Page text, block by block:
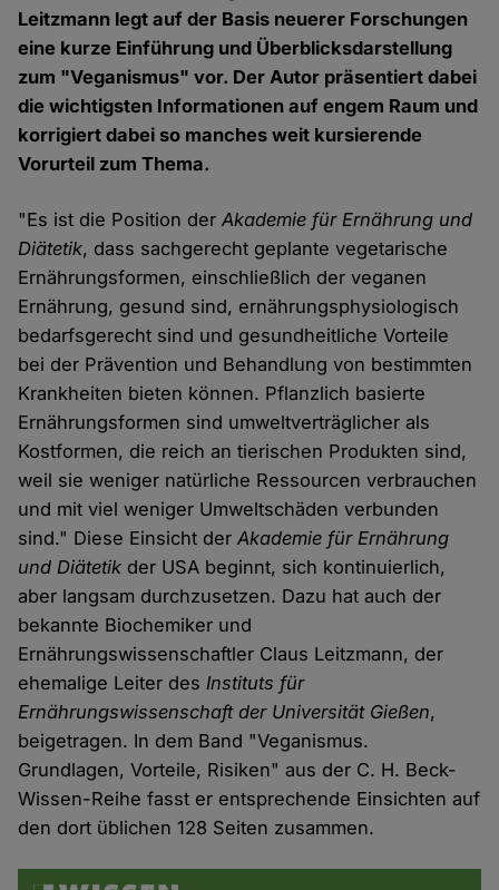
Leitzmann legt auf der Basis neuerer Forschungen
eine kurze Einführung und Überblicksdarstellung
zum "Veganismus" vor. Der Autor präsentiert dabei
die wichtigsten Informationen auf engem Raum und
korrigiert dabei so manches weit kursierende
Vorurteil zum Thema.
"Es ist die Position derAkademie für Ernährung und
Diätetik, dass sachgerecht geplante vegetarische
Ernährungsformen, einschließlich der veganen
Ernährung, gesund sind, ernährungsphysiologisch
bedarfsgerecht sind und gesundheitliche Vorteile
bei der Prävention und Behandlung von bestimmten
Krankheiten bieten können. Pflanzlich basierte
Ernährungsformen sind umweltverträglicher als
Kostformen, die reich an tierischen Produkten sind,
weil sie weniger natürliche Ressourcen verbrauchen
und mit viel weniger Umweltschäden verbunden
sind." Diese Einsicht derAkademie für Ernährung
und Diätetik der USA beginnt, sich kontinuierlich,
aber langsam durchzusetzen. Dazu hat auch der
bekannte Biochemiker und
Ernährungswissenschaftler Claus Leitzmann, der
ehemalige Leiter desInstituts für
Ernährungswissenschaft der Universität Gießen,
beigetragen. In dem Band "Veganismus.
Grundlagen, Vorteile, Risiken" aus der C. H. Beck-
Wissen-Reihe fasst er entsprechende Einsichten auf
den dort üblichen 128 Seiten zusammen.